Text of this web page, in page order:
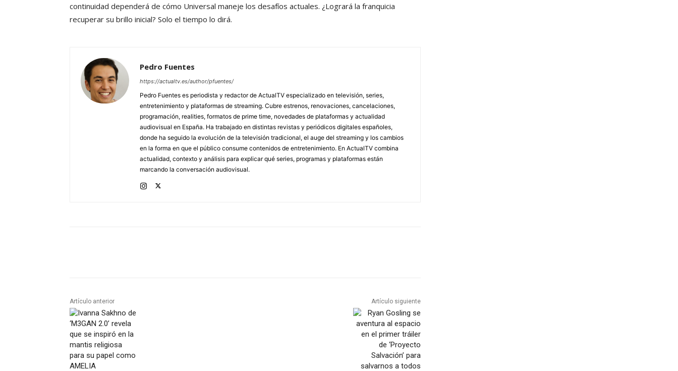
continuidad dependerá de cómo Universal maneje los desafíos actuales. ¿Logrará la franquicia
recuperar su brillo inicial? Solo el tiempo lo dirá.
Pedro Fuentes
https://actualtv.es/author/pfuentes/
Pedro Fuentes es periodista y redactor de ActualTV especializado en televisión, series,
entretenimiento y plataformas de streaming. Cubre estrenos, renovaciones, cancelaciones,
programación, realities, formatos de prime time, novedades de plataformas y actualidad
audiovisual en España. Ha trabajado en distintas revistas y periódicos digitales españoles,
donde ha seguido la evolución de la televisión tradicional, el auge del streaming y los cambios
en la forma en que el público consume contenidos de entretenimiento. En ActualTV combina
actualidad, contexto y análisis para explicar qué series, programas y plataformas están
marcando la conversación audiovisual.
Artículo anterior Artículo siguiente